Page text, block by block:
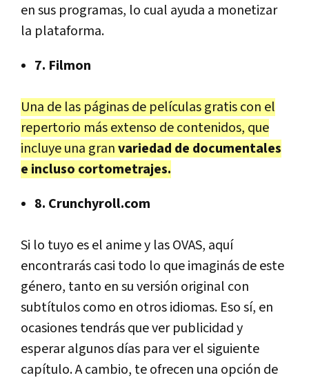
en sus programas, lo cual ayuda a monetizar
la plataforma.
7. Filmon
Una de las páginas de películas gratis con el
repertorio más extenso de contenidos, que
incluye una granvariedad de documentales
e incluso cortometrajes.
8. Crunchyroll.com
Si lo tuyo es el anime y las OVAS, aquí
encontrarás casi todo lo que imaginás de este
género, tanto en su versión original con
subtítulos como en otros idiomas. Eso sí, en
ocasiones tendrás que ver publicidad y
esperar algunos días para ver el siguiente
capítulo. A cambio, te ofrecen una opción de